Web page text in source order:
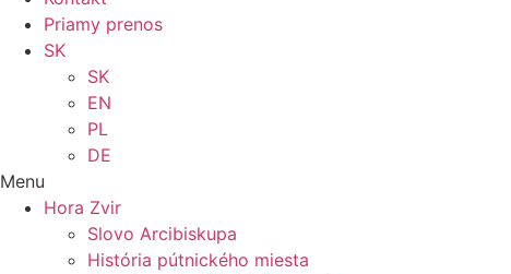
Priamy prenos
SK
SK
EN
PL
DE
Menu
Hora Zvir
Slovo Arcibiskupa
História pútnického miesta